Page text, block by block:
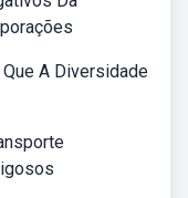
A Diversidade